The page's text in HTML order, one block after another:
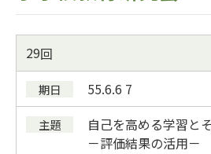
29
55.6.6 7
自己を高める学習と
－評価結果の活用－